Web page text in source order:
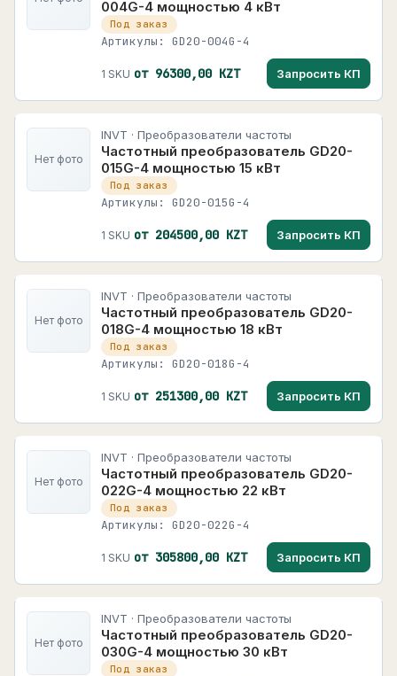
004G-4 мощностью 4 кВт
Под заказ
Артикулы: GD20-004G-4
1 SKU от 96300,00 KZT Запросить КП
Нет фото
INVT · Преобразователи частоты
Частотный преобразователь GD20-
015G-4 мощностью 15 кВт
Под заказ
Артикулы: GD20-015G-4
1 SKU от 204500,00 KZT Запросить КП
Нет фото
INVT · Преобразователи частоты
Частотный преобразователь GD20-
018G-4 мощностью 18 кВт
Под заказ
Артикулы: GD20-018G-4
1 SKU от 251300,00 KZT Запросить КП
Нет фото
INVT · Преобразователи частоты
Частотный преобразователь GD20-
022G-4 мощностью 22 кВт
Под заказ
Артикулы: GD20-022G-4
1 SKU от 305800,00 KZT Запросить КП
Нет фото
INVT · Преобразователи частоты
Частотный преобразователь GD20-
030G-4 мощностью 30 кВт
Под заказ